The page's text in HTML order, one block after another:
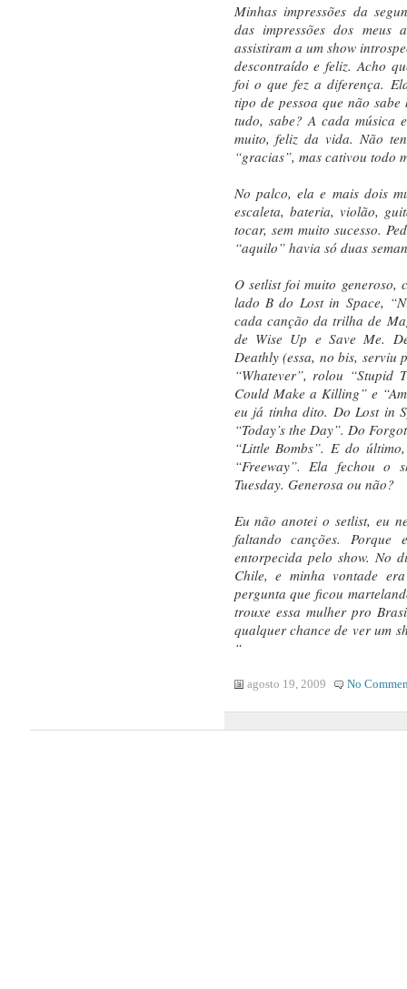
Minhas impressões da
das impressões dos meus
assistiram a um show
descontraído e feliz. Acho
foi o que fez a diferença.
tipo de pessoa que não
tudo, sabe? A cada música
muito, feliz da vida. Não
“gracias”, mas cativou todo
No palco, ela e mais dois
escaleta, bateria, violão,
tocar, sem muito sucesso.
“aquilo” havia só duas
O setlist foi muito generoso,
lado B do Lost in Space,
cada canção da trilha de
de Wise Up e Save Me.
Deathly (essa, no bis,
“Whatever”, rolou “Stupid
Could Make a Killing” e
eu já tinha dito. Do Lost in
“Today’s the Day”. Do
“Little Bombs”. E do
“Freeway”. Ela fechou o
Tuesday. Generosa ou não?
Eu não anotei o setlist, eu
faltando canções. Porque
entorpecida pelo show. No
Chile, e minha vontade
pergunta que ficou
trouxe essa mulher pro
qualquer chance de ver um
“
agosto 19, 2009 No